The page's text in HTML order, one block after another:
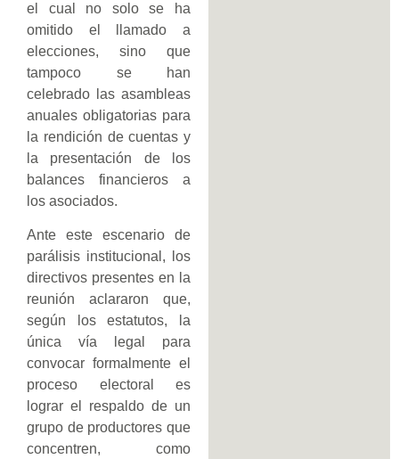
el cual no solo se ha
omitido el llamado a
elecciones, sino que
tampoco se han
celebrado las asambleas
anuales obligatorias para
la rendición de cuentas y
la presentación de los
balances financieros a
los asociados.
Ante este escenario de
parálisis institucional, los
directivos presentes en la
reunión aclararon que,
según los estatutos, la
única vía legal para
convocar formalmente el
proceso electoral es
lograr el respaldo de un
grupo de productores que
concentren, como